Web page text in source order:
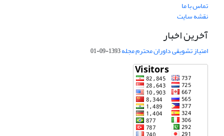
تماس با ما
نقشه سایت
آخرین اخبار
امتیاز تشویقی داوران محترم مجله1393-09-01